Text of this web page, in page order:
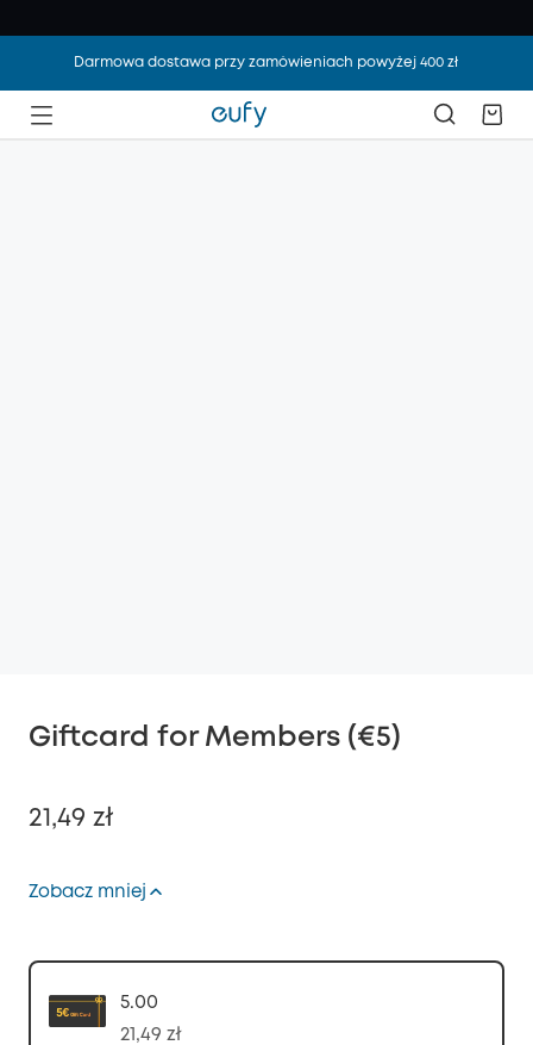
Darmowa dostawa przy zamówieniach powyżej 400 zł
Giftcard for Members (€5)
21,49 zł
Kod:
Zobacz mniej
5.00
21,49 zł